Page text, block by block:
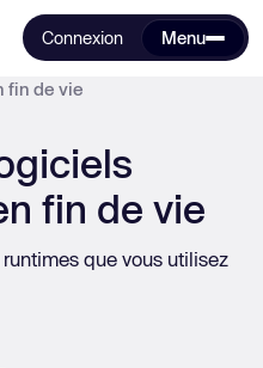
Connexion Menu
fin de vie
fin de vie
que vous utilisez